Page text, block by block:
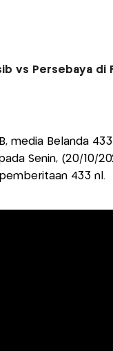
vs Persebaya di
media Belanda
Senin, (20/10/
433 nl.